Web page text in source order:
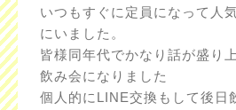
いつもすぐに定員になって人
にいました。
皆様同年代でかなり話が盛り
飲み会になりました
個人的にLINE交換もして後日